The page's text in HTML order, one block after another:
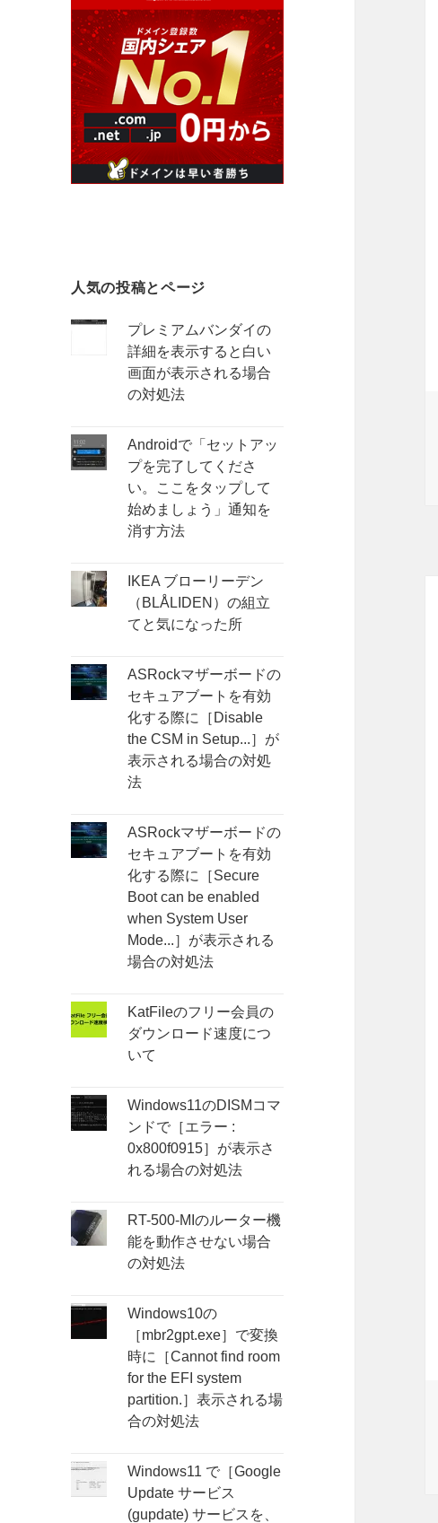
人気の投稿とページ
プレミアムバンダイの
詳細を表示すると白い
画面が表示される場合
の対処法
Androidで「セットアッ
プを完了してくださ
い。ここをタップして
始めましょう」通知を
消す方法
IKEA ブローリーデン
（BLÅLIDEN）の組立
てと気になった所
ASRockマザーボードの
セキュアブートを有効
化する際に［Disable
the CSM in Setup...］が
表示される場合の対処
法
ASRockマザーボードの
セキュアブートを有効
化する際に［Secure
Boot can be enabled
when System User
Mode...］が表示される
場合の対処法
KatFileのフリー会員の
ダウンロード速度につ
いて
Windows11のDISMコマ
ンドで［エラー :
0x800f0915］が表示さ
れる場合の対処法
RT-500-MIのルーター機
能を動作させない場合
の対処法
Windows10の
［mbr2gpt.exe］で変換
時に［Cannot find room
for the EFI system
partition.］表示される場
合の対処法
Windows11 で［Google
Update サービス
(gupdate) サービスを、